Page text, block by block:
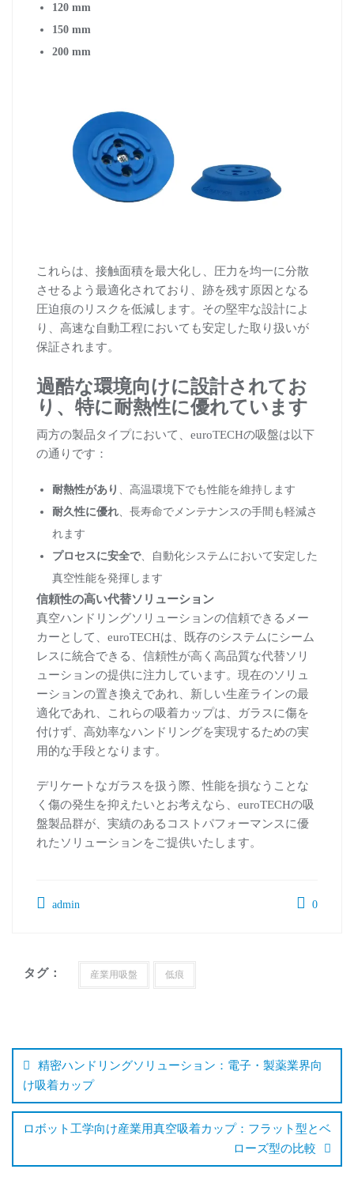
120 mm
150 mm
200 mm
これらは、接触面積を最大化し、圧力を均一に分散
させるよう最適化されており、跡を残す原因となる
圧迫痕のリスクを低減します。その堅牢な設計によ
り、高速な自動工程においても安定した取り扱いが
保証されます。
過酷な環境向けに設計されてお
り 、特に耐熱性に優れています
両方の製品タイプにおいて、euroTECHの吸盤は以下
の通りです：
耐熱性があり 、高温環境下でも性能を維持します
耐久性に優れ、長寿命でメンテナンスの手間も軽減さ
れます
プロセスに安全で、自動化システムにおいて安定した
真空性能を発揮します
信頼性の高い代替ソリューション
真空ハンドリングソリューションの信頼できるメー
カーとして、euroTECHは、既存のシステムにシーム
レスに統合できる、信頼性が高く高品質な代替ソリ
ューションの提供に注力しています。現在のソリュ
ーションの置き換えであれ、新しい生産ラインの最
適化であれ、これらの吸着カップは、ガラスに傷を
付けず、高効率なハンドリングを実現するための実
用的な手段となります。
デリケートなガラスを扱う際、性能を損なうことな
く傷の発生を抑えたいとお考えなら、euroTECHの吸
盤製品群が、実績のあるコストパフォーマンスに優
れたソリューションをご提供いたします。
admin 0
タグ： 産業用吸盤 低痕
精密ハンドリングソリューション：電子・製薬業界向
け吸着カップ
ロボット工学向け産業用真空吸着カップ：フラット型とベ
ローズ型の比較